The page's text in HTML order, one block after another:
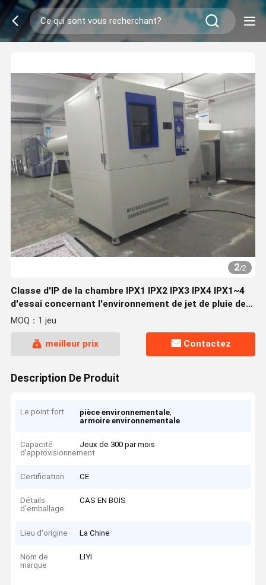
2/2
Classe d'IP de la chambre IPX1 IPX2 IPX3 IPX4 IPX1~4
d'essai concernant l'environnement de jet de pluie de
fuite d'eau
MOQ：1 jeu
meilleur prix Contactez
Description De Produit
Le point fort pièce environnementale,
armoire environnementale
Capacité
d'approvisionnement
Jeux de 300 par mois
Certification CE
Détails
d'emballage
CAS EN BOIS
Lieu d'origine La Chine
Nom de
marque
LIYI